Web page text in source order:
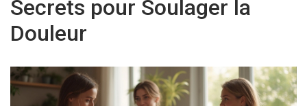
Secrets pour Soulager la
Douleur